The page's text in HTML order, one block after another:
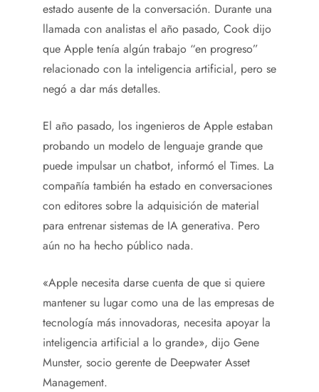
estado ausente de la conversación. Durante una
llamada con analistas el año pasado, Cook dijo
que Apple tenía algún trabajo “en progreso”
relacionado con la inteligencia artificial, pero se
negó a dar más detalles.
El año pasado, los ingenieros de Apple estaban
probando un modelo de lenguaje grande que
puede impulsar un chatbot, informó el Times. La
compañía también ha estado en conversaciones
con editores sobre la adquisición de material
para entrenar sistemas de IA generativa. Pero
aún no ha hecho público nada.
«Apple necesita darse cuenta de que si quiere
mantener su lugar como una de las empresas de
tecnología más innovadoras, necesita apoyar la
inteligencia artificial a lo grande», dijo Gene
Munster, socio gerente de Deepwater Asset
Management.